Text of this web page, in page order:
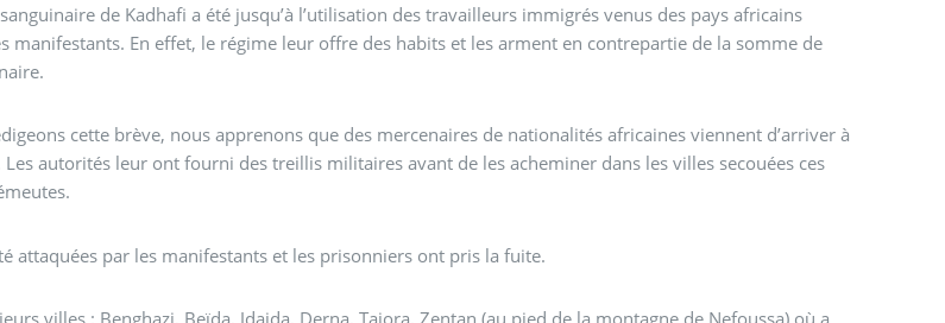
de Kadhafi a été jusqu’à l’utilisation des travailleurs immigrés venus des pays africains
manifestants. En effet, le régime leur offre des habits et les arment en contrepartie de la somme de
cette brève, nous apprenons que des mercenaires de nationalités africaines viennent d’arriver à
Les autorités leur ont fourni des treillis militaires avant de les acheminer dans les villes secouées ces
attaquées par les manifestants et les prisonniers ont pris la fuite.
villes : Benghazi, Beïda, Jdaida, Derna, Tajora, Zentan (au pied de la montagne de Nefoussa) où a